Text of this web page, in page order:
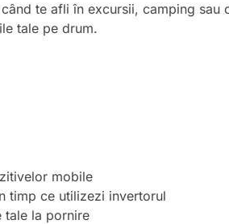
te afli în excursii, camping
tale pe drum.
mobile
timp ce utilizezi invertorul
tale la pornire